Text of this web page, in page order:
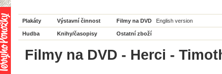
Plakáty Výstavní činnost Filmy na DVD English version
Hudba Knihy/časopisy Ostatní zboží
Filmy na DVD - Herci -